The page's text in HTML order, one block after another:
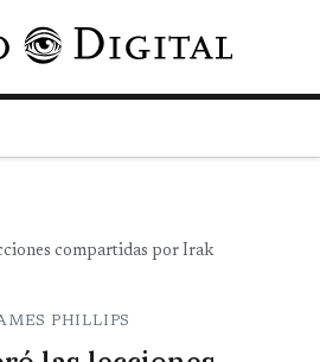
Pasar al contenido principal
compartidas por Irak
PHILLIPS